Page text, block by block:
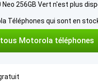
Neo 256GB Vert n'est plus
Téléphones qui sont en
Motorola téléphones